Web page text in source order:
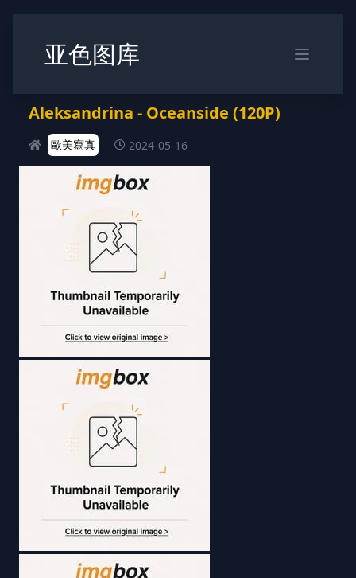
亚色图库
Aleksandrina - Oceanside (120P)
歐美寫真 2024-05-16